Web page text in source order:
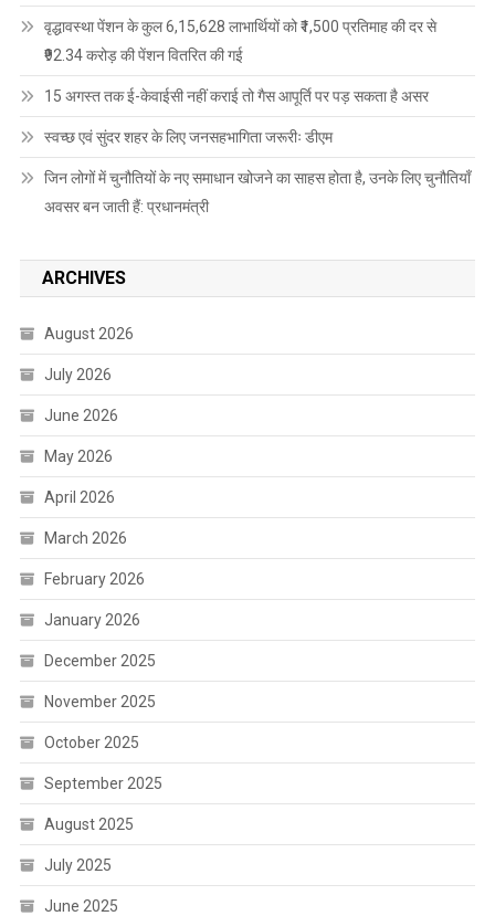
वृद्धावस्था पेंशन के कुल 6,15,628 लाभार्थियों को ₹1,500 प्रतिमाह की दर से
₹92.34 करोड़ की पेंशन वितरित की गई
15 अगस्त तक ई-केवाईसी नहीं कराई तो गैस आपूर्ति पर पड़ सकता है असर
स्वच्छ एवं सुंदर शहर के लिए जनसहभागिता जरूरीः डीएम
जिन लोगों में चुनौतियों के नए समाधान खोजने का साहस होता है, उनके लिए चुनौतियाँ
अवसर बन जाती हैं: प्रधानमंत्री
ARCHIVES
August 2026
July 2026
June 2026
May 2026
April 2026
March 2026
February 2026
January 2026
December 2025
November 2025
October 2025
September 2025
August 2025
July 2025
June 2025